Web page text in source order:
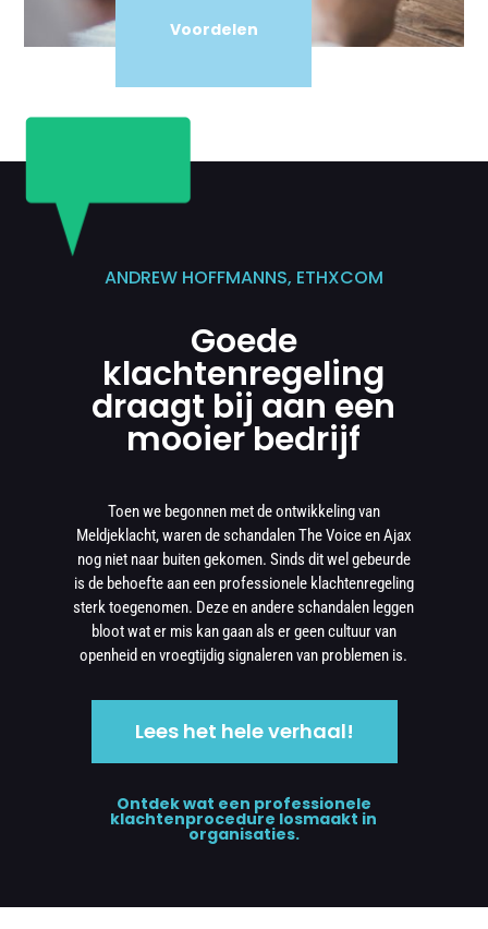
Voordelen
ANDREW HOFFMANNS, ETHXCOM
Goede
klachtenregeling
draagt bij aan een
mooier bedrijf
Toen we begonnen met de ontwikkeling van
Meldjeklacht, waren de schandalen The Voice en Ajax
nog niet naar buiten gekomen. Sinds dit wel gebeurde
is de behoefte aan een professionele klachtenregeling
sterk toegenomen. Deze en andere schandalen leggen
bloot wat er mis kan gaan als er geen cultuur van
openheid en vroegtijdig signaleren van problemen is.
Lees het hele verhaal!
Ontdek wat een professionele
klachtenprocedure losmaakt in
organisaties.